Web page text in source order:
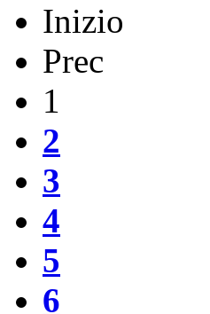
Inizio
Prec
1
2
3
4
5
6